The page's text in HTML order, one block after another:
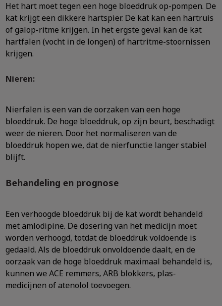
Het hart moet tegen een hoge bloeddruk op-pompen. De
kat krijgt een dikkere hartspier. De kat kan een hartruis
of galop-ritme krijgen. In het ergste geval kan de kat
hartfalen (vocht in de longen) of hartritme-stoornissen
krijgen.
Nieren:
Nierfalen is een van de oorzaken van een hoge
bloeddruk. De hoge bloeddruk, op zijn beurt, beschadigt
weer de nieren. Door het normaliseren van de
bloeddruk hopen we, dat de nierfunctie langer stabiel
blijft.
Behandeling en prognose
Een verhoogde bloeddruk bij de kat wordt behandeld
met amlodipine. De dosering van het medicijn moet
worden verhoogd, totdat de bloeddruk voldoende is
gedaald. Als de bloeddruk onvoldoende daalt, en de
oorzaak van de hoge bloeddruk maximaal behandeld is,
kunnen we ACE remmers, ARB blokkers, plas-
medicijnen of atenolol toevoegen.